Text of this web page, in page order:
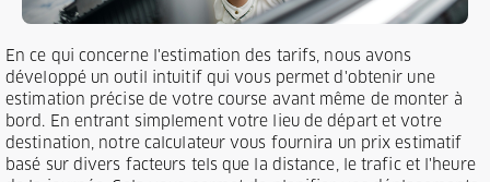
En ce qui concerne l'estimation des tarifs, nous avons
développé un outil intuitif qui vous permet d'obtenir une
estimation précise de votre course avant même de monter à
bord. En entrant simplement votre lieu de départ et votre
destination, notre calculateur vous fournira un prix estimatif
basé sur divers facteurs tels que la distance, le trafic et l'heure